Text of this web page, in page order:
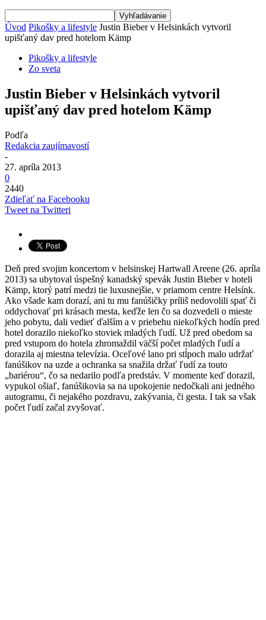
Úvod Pikošky a lifestyle Justin Bieber v Helsinkách vytvoril
upišťaný dav pred hotelom Kämp
Pikošky a lifestyle
Zo sveta
Justin Bieber v Helsinkách vytvoril
upišťaný dav pred hotelom Kämp
Podľa
Redakcia zaujímavostí
-
27. apríla 2013
0
2440
Zdieľať na Facebooku
Tweet na Twitteri
Deň pred svojim koncertom v helsinskej Hartwall Areene (26. apríla
2013) sa ubytoval úspešný kanadský spevák Justin Bieber v hoteli
Kämp, ktorý patrí medzi tie luxusnejšie, v priamom centre Helsínk.
Ako všade kam dorazí, ani tu mu fanúšičky príliš nedovolili spať či
oddychovať pri krásach mesta, keďže len čo sa dozvedeli o mieste
jeho pobytu, dali vedieť ďalším a v priebehu niekoľkých hodín pred
hotel dorazilo niekoľko stoviek mladých ľudí. Už pred obedom sa
pred vstupom do hotela zhromaždil väčší počet mladých ľudí a
dorazila aj miestna televízia. Oceľové lano pri stĺpoch malo udržať
fanúšikov na uzde a ochranka sa snažila držať ľudí za touto
„bariérou“, čo sa nedarilo podľa predstáv. V momente keď dorazil,
vypukol ošiaľ, fanúšikovia sa na upokojenie nedočkali ani jedného
autogramu, či nejakého pozdravu, zakývania, či gesta. I tak sa však
počet ľudí začal zvyšovať.